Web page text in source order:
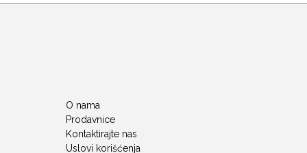
O nama
Prodavnice
Kontaktirajte nas
Uslovi korišćenja